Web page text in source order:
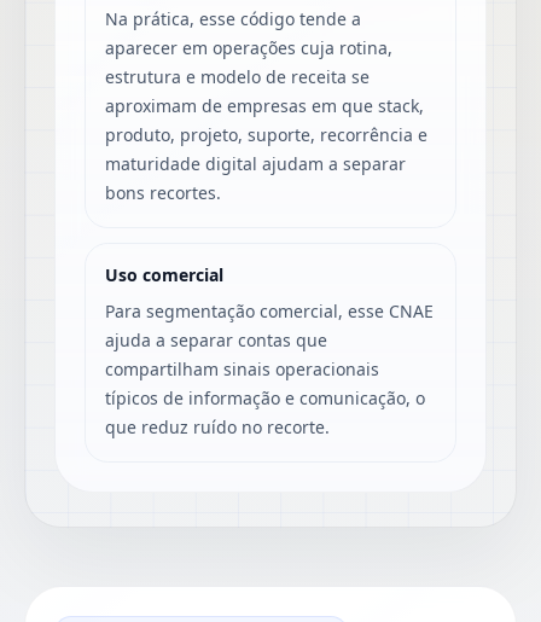
Na prática, esse código tende a
aparecer em operações cuja rotina,
estrutura e modelo de receita se
aproximam de empresas em que stack,
produto, projeto, suporte, recorrência e
maturidade digital ajudam a separar
bons recortes.
Uso comercial
Para segmentação comercial, esse CNAE
ajuda a separar contas que
compartilham sinais operacionais
típicos de informação e comunicação, o
que reduz ruído no recorte.